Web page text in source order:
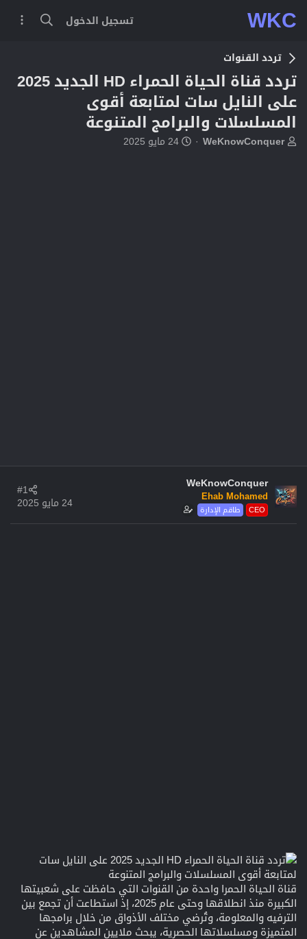
WKC تسجيل الدخول
تردد القنوات
تردد قناة الحياة الحمراء HD الجديد 2025
على النايل سات لمتابعة أقوى
المسلسلات والبرامج المتنوعة
بWeKnowConquer
ت24 مايو 2025
WeKnowConquer
Ehab Mohamed
طاقم الإدارة CEO
24 مايو 2025
#1
قناة الحياة الحمرا واحدة من القنوات التي حافظت على شعبيتها
الكبيرة منذ انطلاقها وحتى عام 2025، إذ استطاعت أن تجمع بين
الترفيه والمعلومة، وتُرضي مختلف الأذواق من خلال برامجها
المتميزة ومسلسلاتها الحصرية، يبحث ملايين المشاهدين عن